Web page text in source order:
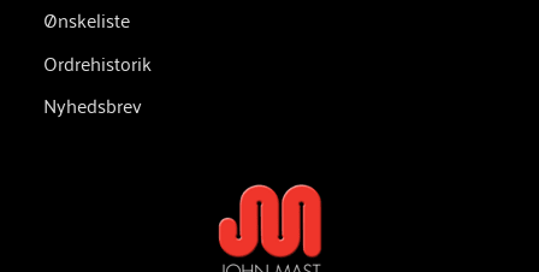
Ønskeliste
Ordrehistorik
Nyhedsbrev